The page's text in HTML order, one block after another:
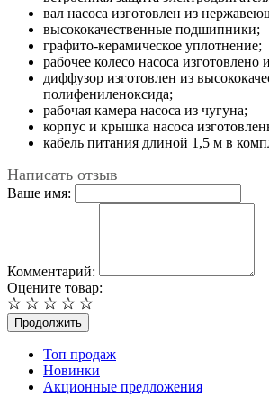
вал насоса изготовлен из
высококачественные подшипники;
графито-керамическое уплотнение;
рабочее колесо насоса изготовлено
диффузор изготовлен из
полифениленоксида;
рабочая камера насоса из чугуна;
корпус и крышка насоса
кабель питания длиной 1,5 м в
Написать отзыв
Ваше имя:
Комментарий:
Оцените товар:
Продолжить
Топ продаж
Новинки
Акционные предложения